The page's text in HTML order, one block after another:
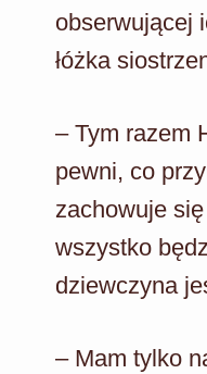
obserwującej
łóżka
– Tym razem
pewni, co
zachowuje
wszystko
dziewczyna
– Mam tylko